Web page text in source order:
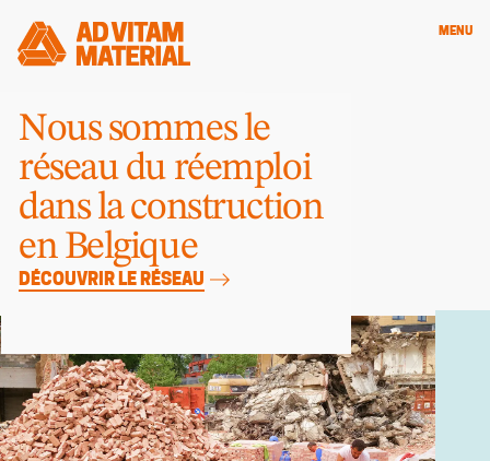
MENU
Nous sommes le
réseau du réemploi
dans la construction
en Belgique
DÉCOUVRIR LE RÉSEAU